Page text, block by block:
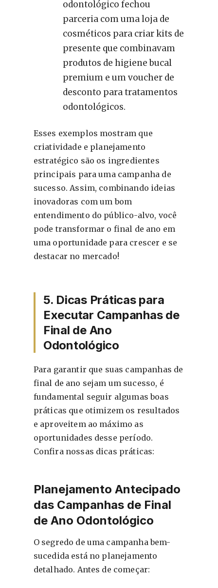
odontológico fechou
parceria com uma loja de
cosméticos para criar kits de
presente que combinavam
produtos de higiene bucal
premium e um voucher de
desconto para tratamentos
odontológicos.
Esses exemplos mostram que
criatividade e planejamento
estratégico são os ingredientes
principais para uma campanha de
sucesso. Assim, combinando ideias
inovadoras com um bom
entendimento do público-alvo, você
pode transformar o final de ano em
uma oportunidade para crescer e se
destacar no mercado!
5. Dicas Práticas para
Executar Campanhas de
Final de Ano
Odontológico
Para garantir que suas campanhas de
final de ano sejam um sucesso, é
fundamental seguir algumas boas
práticas que otimizem os resultados
e aproveitem ao máximo as
oportunidades desse período.
Confira nossas dicas práticas:
Planejamento Antecipado
das Campanhas de Final
de Ano Odontológico
O segredo de uma campanha bem-
sucedida está no planejamento
detalhado. Antes de começar: